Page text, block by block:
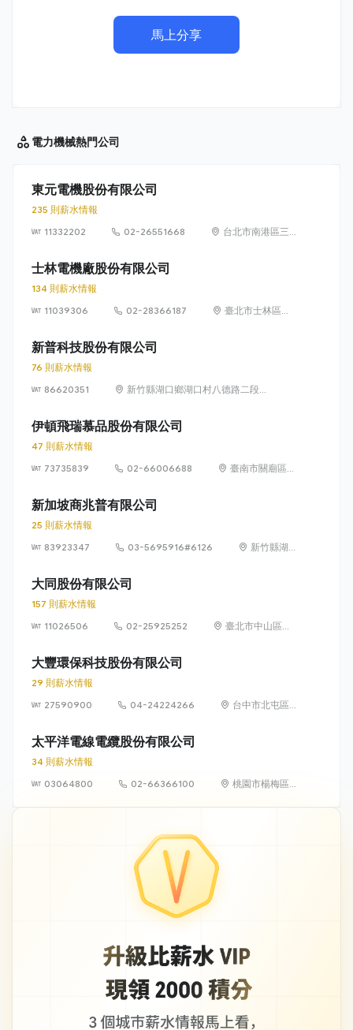
馬上分享
電力機械熱門公司
東元電機股份有限公司
235 則薪水情報
11332202
02-26551668
台北市南港區三
士林電機廠股份有限公司
134 則薪水情報
11039306
02-28366187
臺北市士林區忠
新普科技股份有限公司
76 則薪水情報
86620351
新竹縣湖口鄉湖口村八德路二段
伊頓飛瑞慕品股份有限公司
47 則薪水情報
73735839
02-66006688
臺南市關廟區埤
新加坡商兆普有限公司
25 則薪水情報
83923347
03-5695916#6126
新竹縣湖
大同股份有限公司
157 則薪水情報
11026506
02-25925252
臺北市中山區集
大豐環保科技股份有限公司
29 則薪水情報
27590900
04-24224266
台中市北屯區
太平洋電線電纜股份有限公司
34 則薪水情報
03064800
02-66366100
桃園市楊梅區